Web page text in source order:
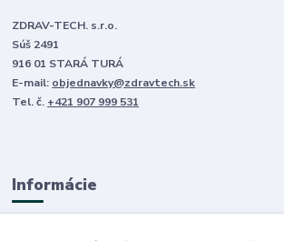
ZDRAV-TECH. s.r.o.
Súš 2491
916 01 STARÁ TURÁ
E-mail: objednavky@zdravtech.sk
Tel. č. +421 907 999 531
Informácie